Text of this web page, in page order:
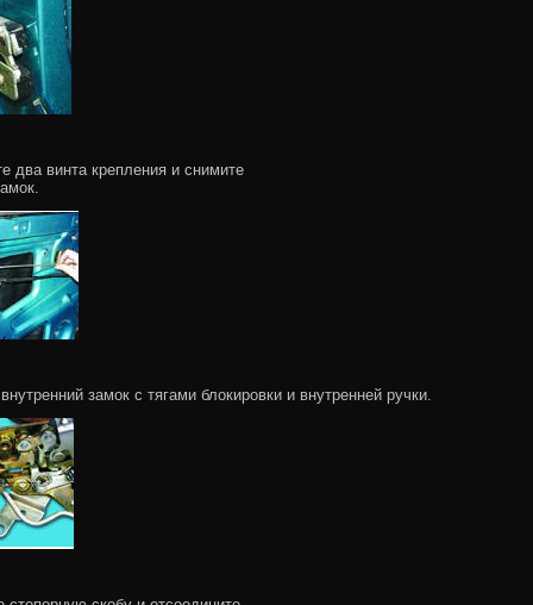
два винта крепления и снимите
замок с тягами блокировки и внутренней ручки.